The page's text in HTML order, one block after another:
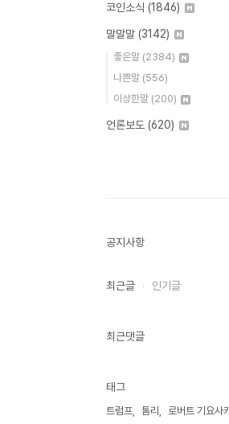
코인소식 (1846)
말말말 (3142)
좋은말 (2384)
나쁜말 (556)
이상한말 (200)
언론보도 (620)
공지사항
최근글 인기글
최근댓글
태그
트럼프 톰리 로버트 기요사키